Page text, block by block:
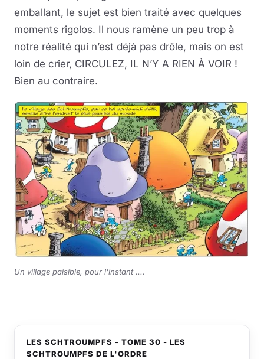
emballant, le sujet est bien traité avec quelques
moments rigolos. Il nous ramène un peu trop à
notre réalité qui n’est déjà pas drôle, mais on est
loin de crier, CIRCULEZ, IL N’Y A RIEN À VOIR !
Bien au contraire.
Un village paisible, pour l'instant ....
LES SCHTROUMPFS - TOME 30 - LES
SCHTROUMPFS DE L'ORDRE